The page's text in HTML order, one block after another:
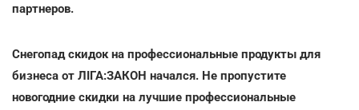
партнеров.
Снегопад скидок на профессиональные продукты для
бизнеса от ЛІГА:ЗАКОН начался. Не пропустите
новогодние скидки на лучшие профессиональные